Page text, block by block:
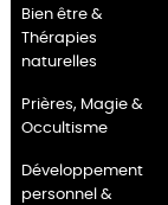
Bien être &
Thérapies
naturelles
Prières, Magie &
Occultisme
Développement
personnel &